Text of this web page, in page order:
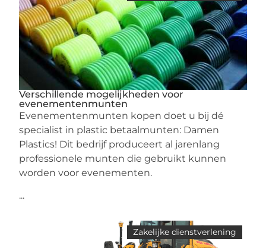
Verschillende mogelijkheden voor
evenementenmunten
Evenementenmunten kopen doet u bij dé
specialist in plastic betaalmunten: Damen
Plastics! Dit bedrijf produceert al jarenlang
professionele munten die gebruikt kunnen
worden voor evenementen.
...
Zakelijke dienstverlening